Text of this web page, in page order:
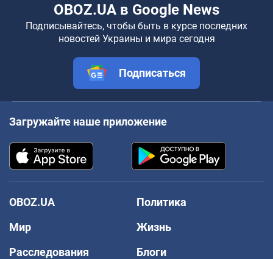
OBOZ.UA в Google News
Подписывайтесь, чтобы быть в курсе последних
новостей Украины и мира сегодня
Подписаться
Загружайте наше приложение
OBOZ.UA
Политика
Мир
Жизнь
Расследования
Блоги